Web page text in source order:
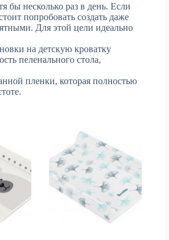
бы несколько раз в день. Если
попробовать создать даже
Для этой цели идеально
на детскую кроватку
пеленального стола,
пленки, которая полностью